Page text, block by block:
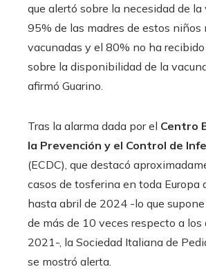
que alertó sobre la necesidad de la
95% de las madres de estos niños
vacunadas y el 80% no ha
sobre la disponibilidad de la
afirmó Guarino.
Tras la alarma dada por el Centro
la Prevención y el Control de
(ECDC), que destacó
casos de tosferina en toda Europa
hasta abril de 2024 -lo que
de más de 10 veces respecto a
2021-, la Sociedad Italiana de
se mostró alerta.